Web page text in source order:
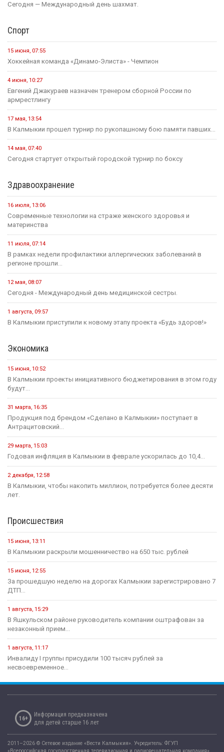
Сегодня — Международный день шахмат.
Спорт
15 июня, 07:55
Хоккейная команда «Динамо-Элиста» - Чемпион
4 июня, 10:27
Евгений Джакураев назначен тренером сборной России по
армрестлингу
17 мая, 13:54
В Калмыкии прошел турнир по рукопашному бою памяти павших...
14 мая, 07:40
Сегодня стартует открытый городской турнир по боксу
Здравоохранение
16 июля, 13:06
Современные технологии на страже женского здоровья и
материнства
11 июля, 07:14
В рамках недели профилактики аллергических заболеваний в
регионе прошли...
12 мая, 08:07
Сегодня - Международный день медицинской сестры.
1 августа, 09:57
В Калмыкии приступили к новому этапу проекта «Будь здоров!»
Экономика
15 июня, 10:52
В Калмыкии проекты инициативного бюджетирования в этом году
будут...
31 марта, 16:35
Продукция под брендом «Сделано в Калмыкии» поступает в
Антрацитовский...
29 марта, 15:03
Годовая инфляция в Калмыкии в феврале ускорилась до 10,4...
2 декабря, 12:58
В Калмыкии, чтобы накопить миллион, потребуется более десяти
лет.
Происшествия
15 июня, 13:11
В Калмыкии раскрыли мошенничество на 650 тыс. рублей
15 июня, 12:55
За прошедшую неделю на дорогах Калмыкии зарегистрировано 7
ДТП...
1 августа, 15:29
В Яшкульском районе руководитель компании оштрафован за
незаконный прием...
1 августа, 11:17
Инвалиду I группы присудили 100 тысяч рублей за
несвоевременное...
16+
Информация предназначена
для детей старше 16 лет
2011–2026 © Сетевое издание «Вести Калмыкия». Учредитель: ФГУП